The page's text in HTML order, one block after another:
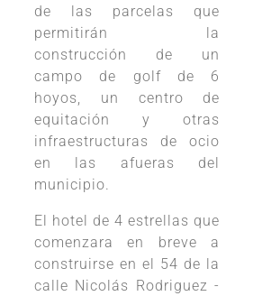
de las parcelas que
permitirán la
construcción de un
campo de golf de 6
hoyos, un centro de
equitación y otras
infraestructuras de ocio
en las afueras del
municipio.
El hotel de 4 estrellas que
comenzara en breve a
construirse en el 54 de la
calle Nicolás Rodriguez -